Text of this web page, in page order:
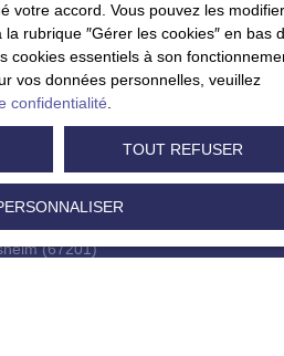
(67000)
(67114)
(67800)
(67201)
votre accord. Vous pouvez les
rubrique ″Gérer les cookies″ en bas
cookies essentiels à son
vos données personnelles, veuillez
confidentialité
TOUT REFUSER